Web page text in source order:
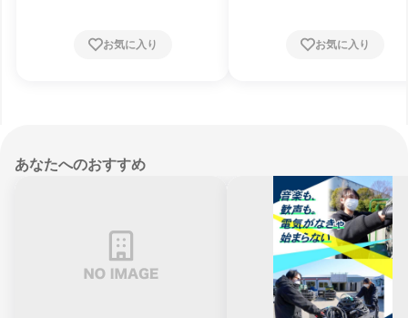
お気に入り お気に入り
あなたへのおすすめ